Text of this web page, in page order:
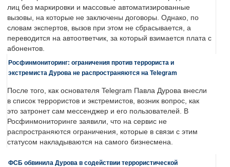
лиц без маркировки и массовые автоматизированные
вызовы, на которые не заключены договоры. Однако, по
словам экспертов, вызов при этом не сбрасывается, а
переводится на автоответчик, за который взимается плата с
абонентов.
Росфинмониторинг: ограничения против террориста и
экстремиста Дурова не распространяются на Telegram
После того, как основателя Telegram Павла Дурова внесли
в список террористов и экстремистов, возник вопрос, как
это затронет сам мессенджер и его пользователей. В
Росфинмониторинге заявили, что на сервис не
распространяются ограничения, которые в связи с этим
статусом накладываются на самого бизнесмена.
ФСБ обвинила Дурова в содействии террористической